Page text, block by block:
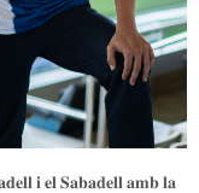
𝐢 𝐞𝐥 𝐒𝐚𝐛𝐚𝐝𝐞𝐥𝐥 𝐚𝐦𝐛 𝐥𝐚